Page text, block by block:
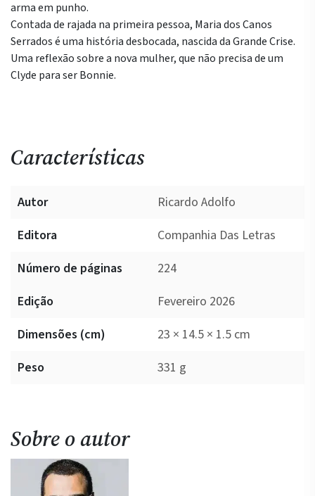
arma em punho.
Contada de rajada na primeira pessoa, Maria dos Canos
Serrados é uma história desbocada, nascida da Grande Crise.
Uma reflexão sobre a nova mulher, que não precisa de um
Clyde para ser Bonnie.
Características
Autor
Ricardo Adolfo
Editora
Companhia Das Letras
Número de páginas
224
Edição
Fevereiro 2026
Dimensões (cm)
23 × 14.5 × 1.5 cm
Peso
331 g
Sobre o autor